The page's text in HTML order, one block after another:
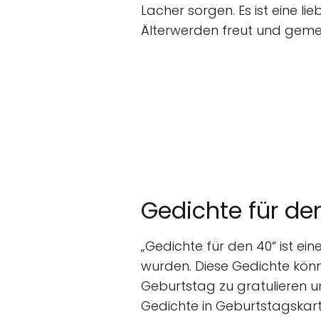
Lacher sorgen. Es ist eine
Älterwerden freut und
Gedichte für
„Gedichte für den 40“ ist
wurden. Diese Gedichte
Geburtstag zu gratulieren
Gedichte in